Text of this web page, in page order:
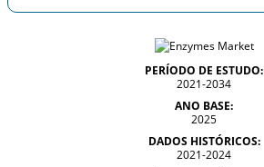
PERÍODO DE ESTUDO:
2021-2034
ANO BASE:
2025
DADOS HISTÓRICOS:
2021-2024